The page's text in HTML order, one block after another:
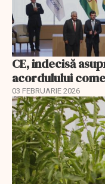
CE, indecisă
acordulului
03 FEBRUARIE 2026